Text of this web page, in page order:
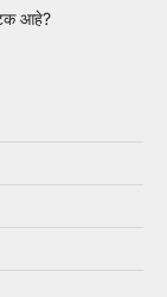
आहे?